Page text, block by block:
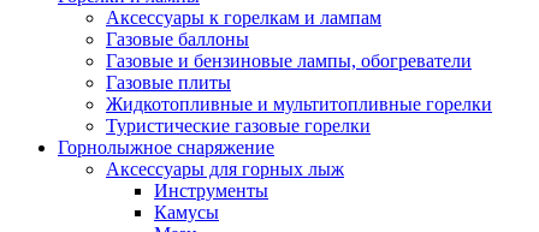
Аксессуары к горелкам и лампам
Газовые баллоны
Газовые и бензиновые лампы, обогреватели
Газовые плиты
Жидкотопливные и мультитопливные горелки
Туристические газовые горелки
Горнолыжное снаряжение
Аксессуары для горных лыж
Инструменты
Камусы